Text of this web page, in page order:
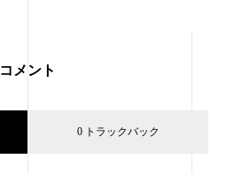
コメント
0 トラックバック